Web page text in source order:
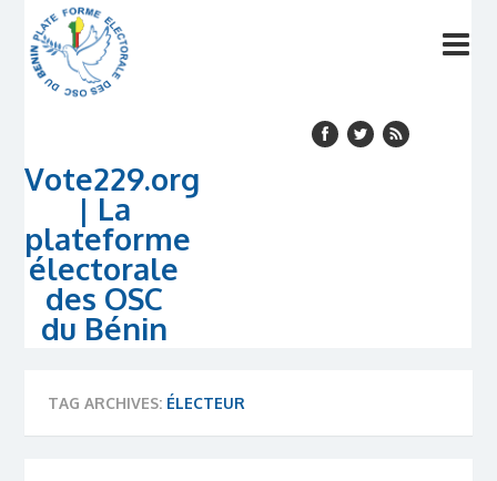
Vote229.org
| La
plateforme
électorale
des OSC
du Bénin
TAG ARCHIVES: ÉLECTEUR